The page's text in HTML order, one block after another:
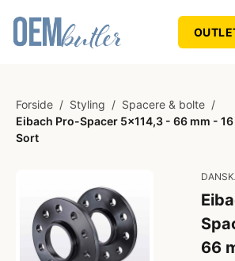
Forside / Styling / Spacere & bolte /
Eibach Pro-Spacer 5x114,3 - 66 mm -
Sort
66